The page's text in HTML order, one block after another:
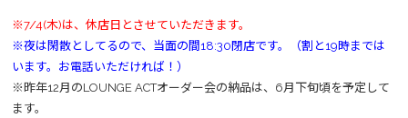
※7/4(木)は、休店日とさせていただきます。
※夜は閑散としてるので、当面の間18:30閉店です。（割と19時までは
います。お電話いただければ！）
※昨年12月のLOUNGE ACTオーダー会の納品は、6月下旬頃を予定して
ます。